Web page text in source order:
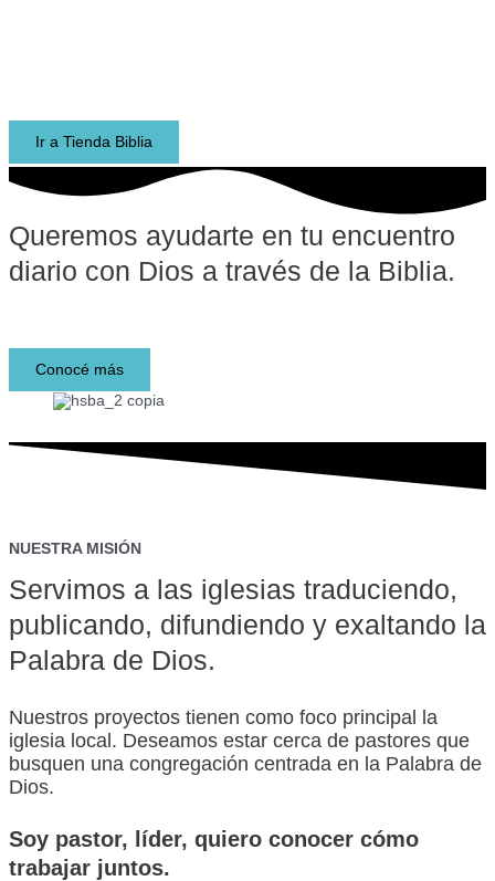
Ir a Tienda Biblia
Queremos ayudarte en tu encuentro
diario con Dios a través de la Biblia.​
Conocé más
NUESTRA MISIÓN
Servimos a las iglesias traduciendo,
publicando, difundiendo y exaltando la
Palabra de Dios.
Nuestros proyectos tienen como foco principal la
iglesia local. Deseamos estar cerca de pastores que
busquen una congregación centrada en la Palabra de
Dios.
Soy pastor, líder, quiero conocer cómo
trabajar juntos.